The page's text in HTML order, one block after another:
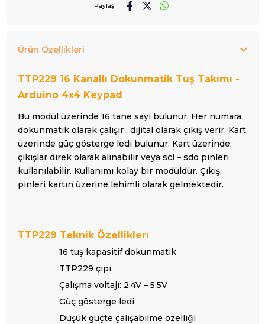
Paylaş
Ürün Özellikleri
TTP229 16 Kanallı Dokunmatik Tuş Takımı -
Arduino 4x4 Keypad
Bu modül üzerinde 16 tane sayı bulunur. Her numara
dokunmatik olarak çalışır , dijital olarak çıkış verir. Kart
üzerinde güç gösterge ledi bulunur. Kart üzerinde
çıkışlar direk olarak alınabilir veya scl – sdo pinleri
kullanılabilir. Kullanımı kolay bir modüldür. Çıkış
pinleri kartın üzerine lehimli olarak gelmektedir.
TTP229 Teknik Özellikleri:
16 tuş kapasitif dokunmatik
TTP229 çipi
Çalışma voltajı: 2.4V – 5.5V
Güç gösterge ledi
Düşük güçte çalışabilme özelliği